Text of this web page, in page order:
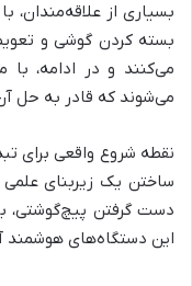
بسیاری از علاقه‌مندان،
بسته کردن گوشی و
می‌کنند و در ادامه،
می‌شوند که قادر به حل
نقطه شروع واقعی برای
ساختن یک زیربنای
دست گرفتن پیچ‌گوشتی،
این دستگاه‌های هوشمند